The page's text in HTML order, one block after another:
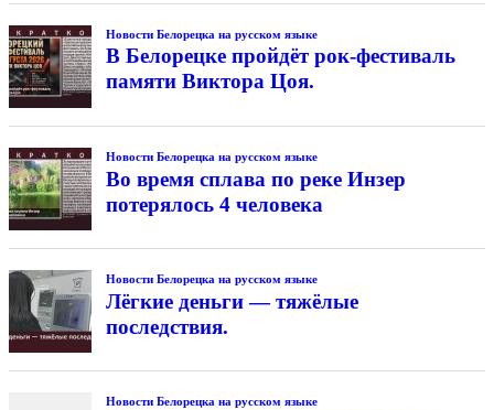
Новости Белорецка на русском языке
В Белорецке пройдёт рок-фестиваль
памяти Виктора Цоя.
Новости Белорецка на русском языке
Во время сплава по реке Инзер
потерялось 4 человека
Новости Белорецка на русском языке
Лёгкие деньги — тяжёлые
последствия.
Новости Белорецка на русском языке